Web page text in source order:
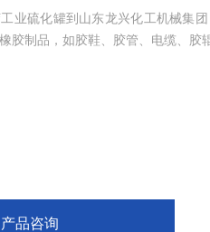
业硫化罐到山东龙兴化工机械集
胶制品，如胶鞋、胶管、电缆、胶
产品咨询